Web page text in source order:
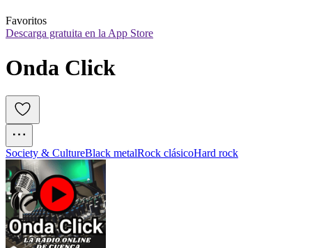
Favoritos
Descarga gratuita en la App Store
Onda Click
Society & CultureBlack metalRock clásicoHard rock